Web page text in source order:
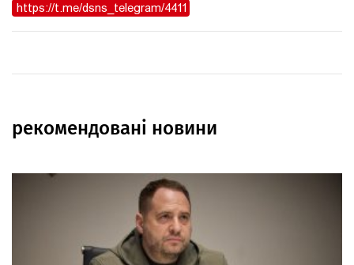
https://t.me/dsns_telegram/4411
рекомендовані новини